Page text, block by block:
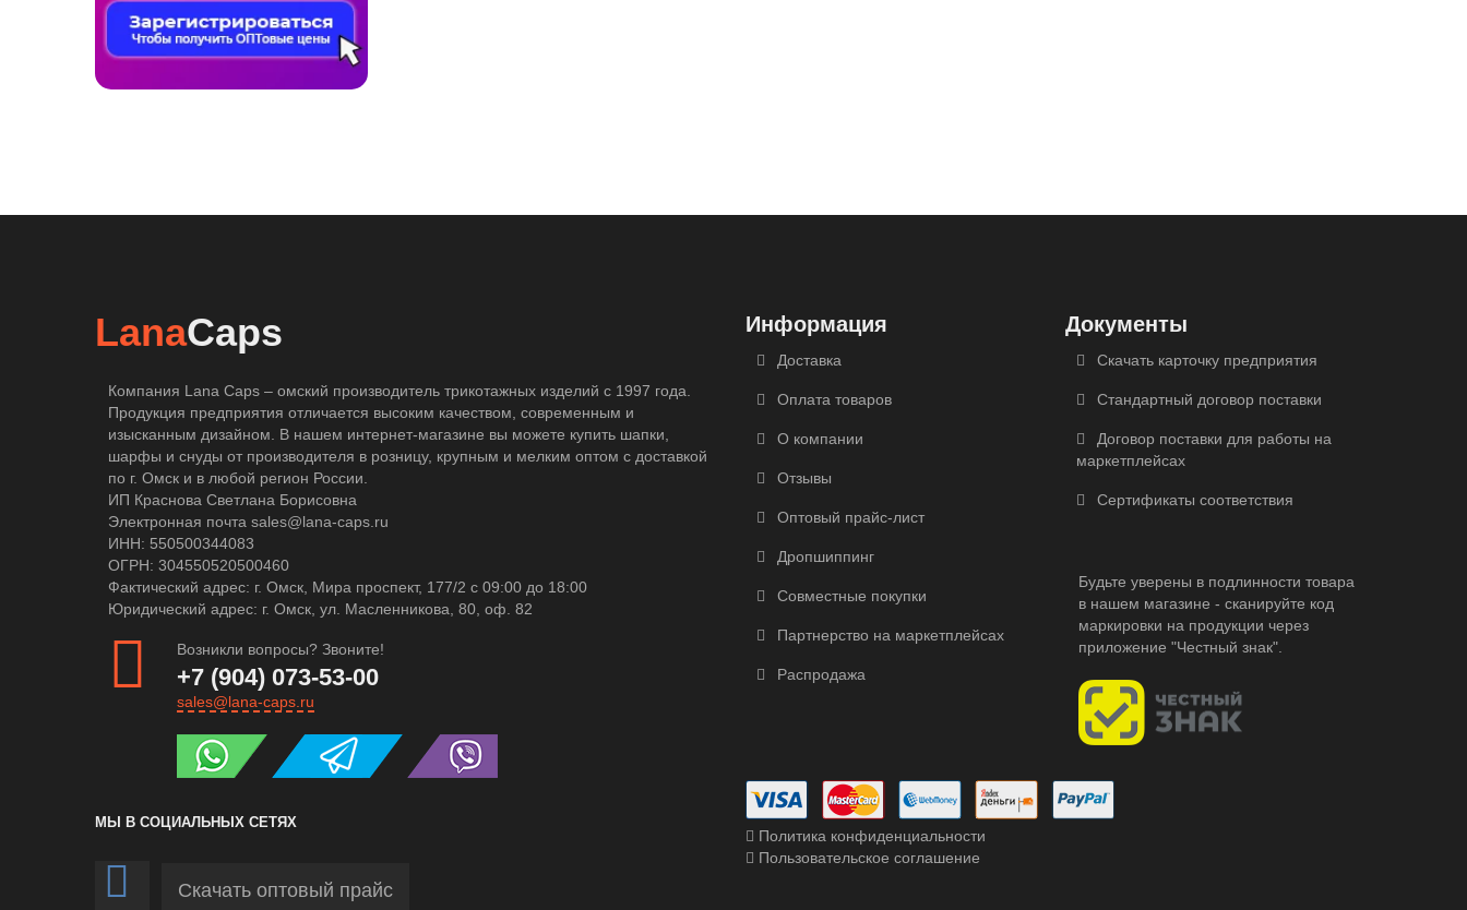
LanaCaps
Компания Lana Caps – омский производитель трикотажных изделий с 1997 года.
Продукция предприятия отличается высоким качеством, современным и
изысканным дизайном. В нашем интернет-магазине вы можете купить шапки,
шарфы и снуды от производителя в розницу, крупным и мелким оптом с доставкой
по г. Омск и в любой регион России.
ИП Краснова Светлана Борисовна
Электронная почта sales@lana-caps.ru
ИНН: 550500344083
ОГРН: 304550520500460
Фактический адрес: г. Омск, Мира проспект, 177/2 c 09:00 до 18:00
Юридический адрес: г. Омск, ул. Масленникова, 80, оф. 82
Возникли вопросы? Звоните!
+7 (904) 073-53-00
sales@lana-caps.ru
МЫ В СОЦИАЛЬНЫХ СЕТЯХ
Скачать оптовый прайс
Информация
Доставка
Оплата товаров
О компании
Отзывы
Оптовый прайс-лист
Дропшиппинг
Совместные покупки
Партнерство на маркетплейсах
Распродажа
Документы
Скачать карточку предприятия
Стандартный договор поставки
Договор поставки для работы на
маркетплейсах
Сертификаты соответствия
Будьте уверены в подлинности товара
в нашем магазине - сканируйте код
маркировки на продукции через
приложение "Честный знак".
Политика конфиденциальности
Пользовательское соглашение